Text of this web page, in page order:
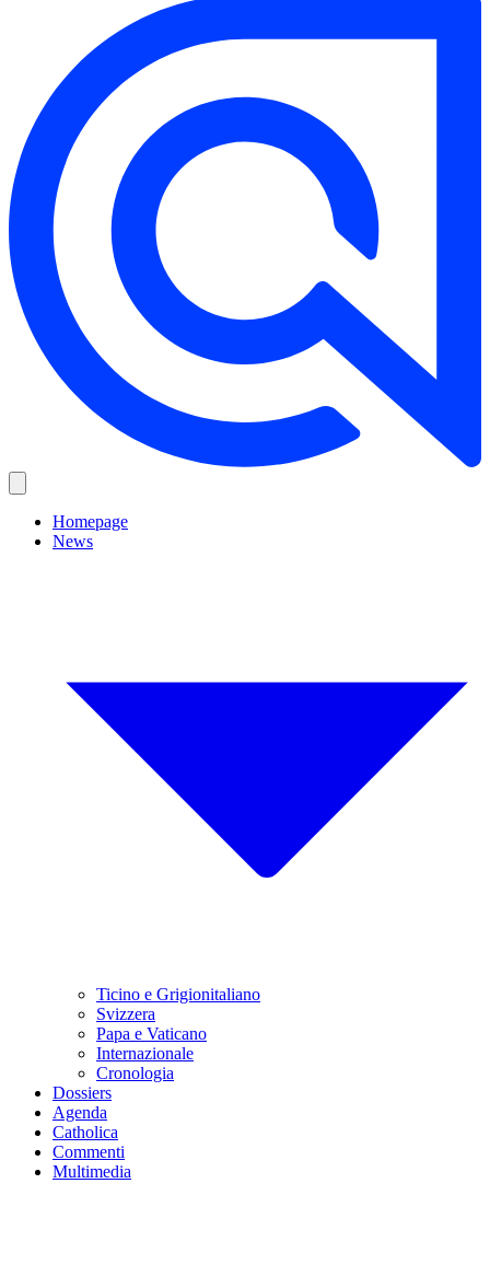
Homepage
News
Ticino e Grigionitaliano
Svizzera
Papa e Vaticano
Internazionale
Cronologia
Dossiers
Agenda
Catholica
Commenti
Multimedia